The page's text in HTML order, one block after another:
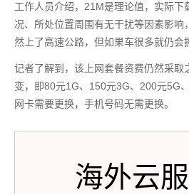
工作人员介绍，21M是理论值，实际下
况、所处位置周围有无干扰等因素影响
然上了高速公路，但如果车很多就仍会
记者了解到，该上网套餐资费仍然采取
变，即80元1G、150元3G、200元5G
网卡需要更换，手机号码无需更换。
海外云